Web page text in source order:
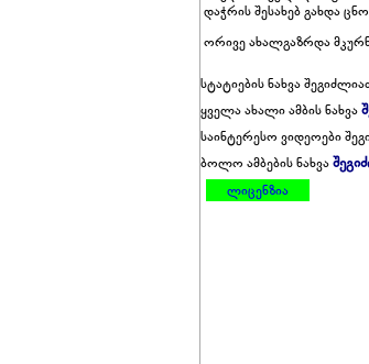
დაჭრის შესახებ გახდა
ორივე ახალგაზრდა
სტატიების ნახვა
ყველა ახალი ამბის ნახვა
საინტერესო ვიდეოები
ბოლო ამბების ნახვა
ლიცენზია